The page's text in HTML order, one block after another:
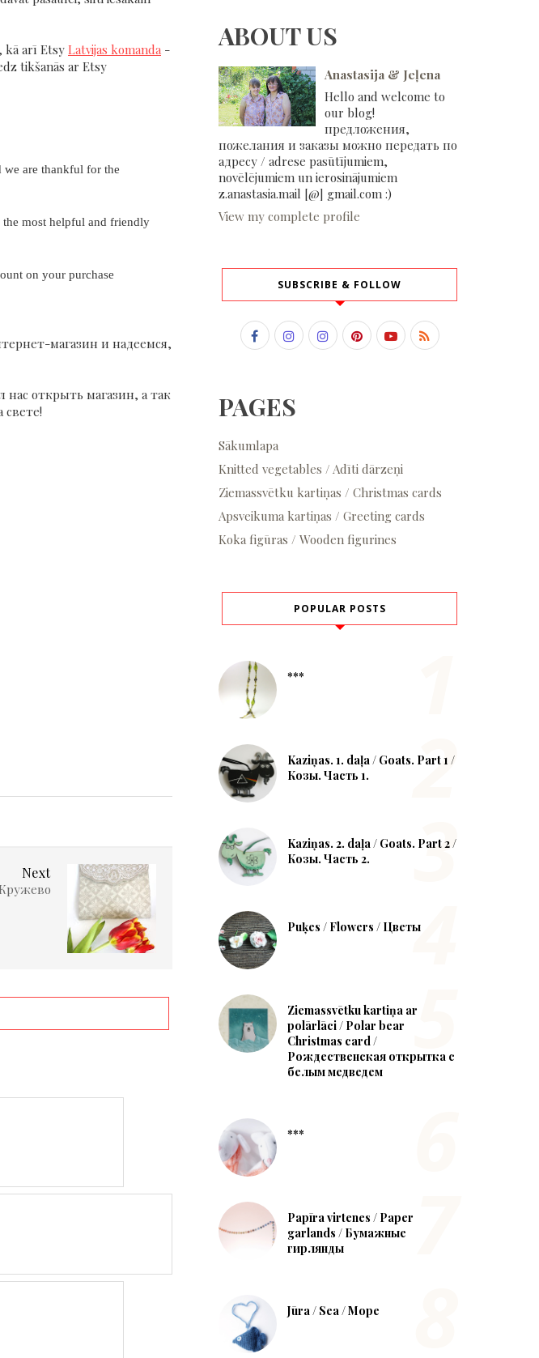
kā arī Etsy Latvijas komanda -
tikšanās ar Etsy
we are thankful for the
the most helpful and friendly
on your purchase
магазин и надеемся,
нас открыть магазин, а так
Next
ABOUT US
Anastasija & Jeļena
Hello and welcome to
our blog!
предложения,
пожелания и заказы можно передать по
адресу / adrese pasūtījumiem,
novēlējumiem un ierosinājumiem
z.anastasia.mail [@] gmail.com :)
View my complete profile
SUBSCRIBE & FOLLOW
PAGES
Sākumlapa
Knitted vegetables / Adīti dārzeņi
Ziemassvētku kartiņas / Christmas cards
Apsveikuma kartiņas / Greeting cards
Koka figūras / Wooden figurines
POPULAR POSTS
***
Kaziņas. 1. daļa / Goats. Part 1 /
Козы. Часть 1.
Kaziņas. 2. daļa / Goats. Part 2 /
Козы. Часть 2.
Puķes / Flowers / Цветы
Ziemassvētku kartiņa ar
polārlāci / Polar bear
Christmas card /
Рождественская открытка с
белым медведем
***
Papīra virtenes / Paper
garlands / Бумажные
гирлянды
Jūra / Sea / Море